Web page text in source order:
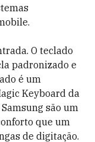
O teclado
padronizado e
é um
Keyboard da
são um
que um
de digitação.